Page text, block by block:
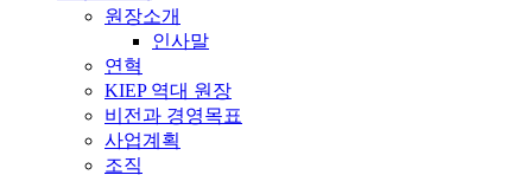
원장소개
인사말
연혁
KIEP 역대 원장
비전과 경영목표
사업계획
조직